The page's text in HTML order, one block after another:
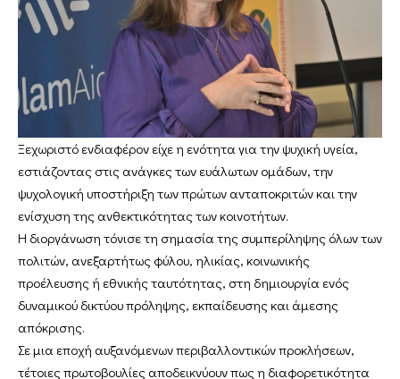
Ξεχωριστό ενδιαφέρον είχε η ενότητα για την ψυχική υγεία,
εστιάζοντας στις ανάγκες των ευάλωτων ομάδων, την
ψυχολογική υποστήριξη των πρώτων ανταποκριτών και την
ενίσχυση της ανθεκτικότητας των κοινοτήτων.
Η διοργάνωση τόνισε τη σημασία της συμπερίληψης όλων των
πολιτών, ανεξαρτήτως φύλου, ηλικίας, κοινωνικής
προέλευσης ή εθνικής ταυτότητας, στη δημιουργία ενός
δυναμικού δικτύου πρόληψης, εκπαίδευσης και άμεσης
απόκρισης.
Σε μια εποχή αυξανόμενων περιβαλλοντικών προκλήσεων,
τέτοιες πρωτοβουλίες αποδεικνύουν πως η διαφορετικότητα